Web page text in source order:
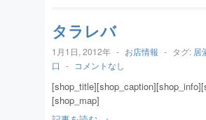
タラレバ
1月1日, 2012年 - お店情報 - タグ: 居
口 - コメントなし
[shop_map]